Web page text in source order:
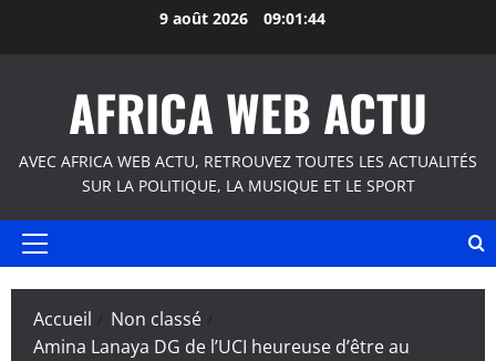
9 août 2026 09:01:45
AFRICA WEB ACTU
AVEC AFRICA WEB ACTU, RETROUVEZ TOUTES LES ACTUALITÉS
SUR LA POLITIQUE, LA MUSIQUE ET LE SPORT
Menu
Accueil
Non classé
Amina Lanaya DG de l’UCI heureuse d’être au